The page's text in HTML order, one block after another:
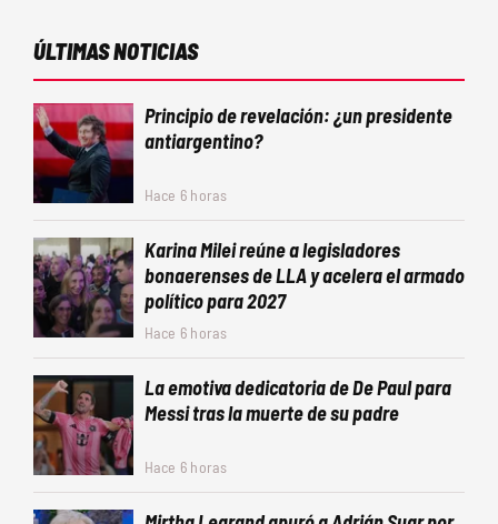
ÚLTIMAS NOTICIAS
Principio de revelación: ¿un presidente
antiargentino?
Hace 6 horas
Karina Milei reúne a legisladores
bonaerenses de LLA y acelera el armado
político para 2027
Hace 6 horas
La emotiva dedicatoria de De Paul para
Messi tras la muerte de su padre
Hace 6 horas